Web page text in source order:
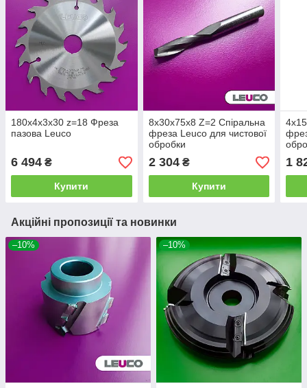
180х4х3х30 z=18 Фреза
пазова Leuco
6 494 ₴
Купити
8х30х75х8 Z=2 Спіральна
фреза Leuco для чистової
обробки
2 304₴
Купити
1
Акційні пропозиції та новинки
–10% –10%